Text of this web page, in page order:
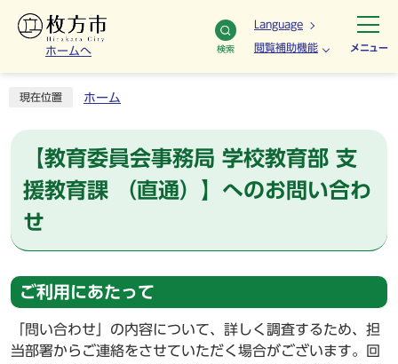
ホームへ 検索
Language
閲覧補助機能 メニュー
現在位置 ホーム
【教育委員会事務局 学校教育部 支
援教育課 （直通）】へのお問い合わ
せ
ご利用にあたって
「問い合わせ」の内容について、詳しく調査するため、担
当部署からご連絡をさせていただく場合がございます。回